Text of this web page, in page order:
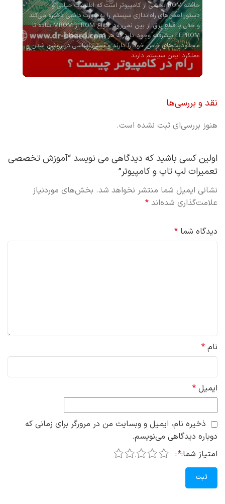
حافظه ROM بخشی از کامپیوتر است که اطلاعات حیاتی و
دستورالعمل‌های راه‌اندازی سیستم را به‌صورت دائمی ذخیره می‌کند
و حتی با قطع برق از بین نمی‌رود. انواع ROM از MROM ساده تا
EEPROM پیشرفته وجود دارد که هر کدام قابلیت‌ها و
محدودیت‌های خاص خود را دارند و نقش اساسی در روشن شدن و
عملکرد ایمن سیستم دارند.
نقد و بررسی‌ها
هنوز بررسی‌ای ثبت نشده است.
اولین کسی باشید که دیدگاهی می نویسد “آموزش تخصصی
تعمیرات لپ تاپ و کامپیوتر”
نشانی ایمیل شما منتشر نخواهد شد. بخش‌های موردنیاز
علامت‌گذاری شده‌اند *
دیدگاه شما *
نام *
ایمیل *
ذخیره نام، ایمیل و وبسایت من در مرورگر برای زمانی که
دوباره دیدگاهی می‌نویسم.
امتیاز شما:*
5 4 3 2